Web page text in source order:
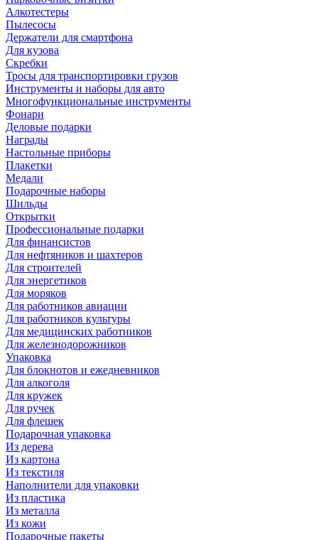
Алкотестеры
Пылесосы
Держатели для смартфона
Для кузова
Скребки
Тросы для транспортировки грузов
Инструменты и наборы для авто
Многофункциональные инструменты
Фонари
Деловые подарки
Награды
Настольные приборы
Плакетки
Медали
Подарочные наборы
Шильды
Открытки
Профессиональные подарки
Для финансистов
Для нефтяников и шахтеров
Для строителей
Для энергетиков
Для моряков
Для работников авиации
Для работников культуры
Для медицинских работников
Для железнодорожников
Упаковка
Для блокнотов и ежедневников
Для алкоголя
Для кружек
Для ручек
Для флешек
Подарочная упаковка
Из дерева
Из картона
Из текстиля
Наполнители для упаковки
Из пластика
Из металла
Из кожи
Подарочные пакеты